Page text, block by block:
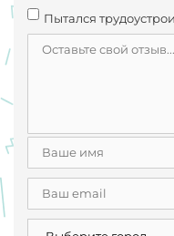
Пытался